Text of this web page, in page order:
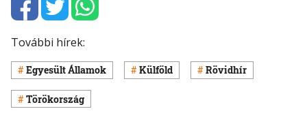
További hírek:
Egyesült Államok Külföld Rövidhír
Törökország